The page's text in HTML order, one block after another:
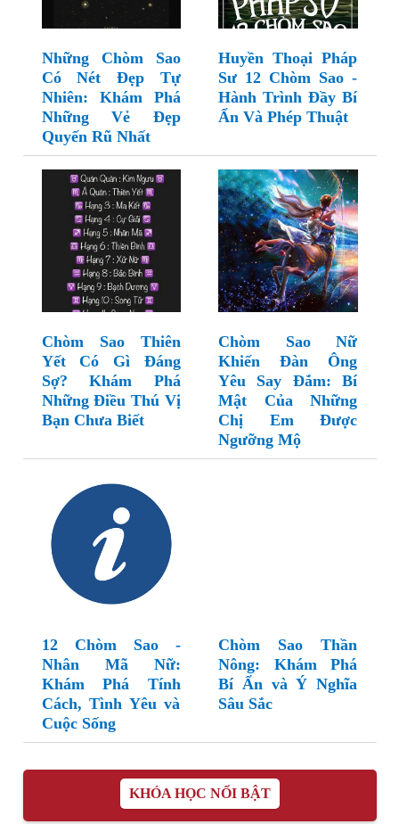
Những Chòm Sao
Có Nét Đẹp Tự
Nhiên: Khám Phá
Những Vẻ Đẹp
Quyến Rũ Nhất
Huyền Thoại Pháp
Sư 12 Chòm Sao -
Hành Trình Đầy Bí
Ẩn Và Phép Thuật
Chòm Sao Thiên
Yết Có Gì Đáng
Sợ? Khám Phá
Những Điều Thú Vị
Bạn Chưa Biết
Chòm Sao Nữ
Khiến Đàn Ông
Yêu Say Đắm: Bí
Mật Của Những
Chị Em Được
Ngưỡng Mộ
12 Chòm Sao -
Nhân Mã Nữ:
Khám Phá Tính
Cách, Tình Yêu và
Cuộc Sống
Chòm Sao Thần
Nông: Khám Phá
Bí Ẩn và Ý Nghĩa
Sâu Sắc
KHÓA HỌC NỔI BẬT